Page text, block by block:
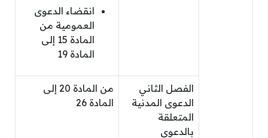
انقضاء الدعوى
العمومية من
المادة 15 إلى
المادة 19
الفصل الثاني
الدعوى المدنية
المتعلقة
بالدعوى
من المادة 20 إلى
المادة 26